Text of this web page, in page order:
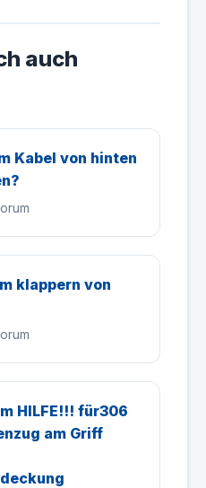
auch
Kabel von hinten
klappern von
HILFE!!! für306
am Griff